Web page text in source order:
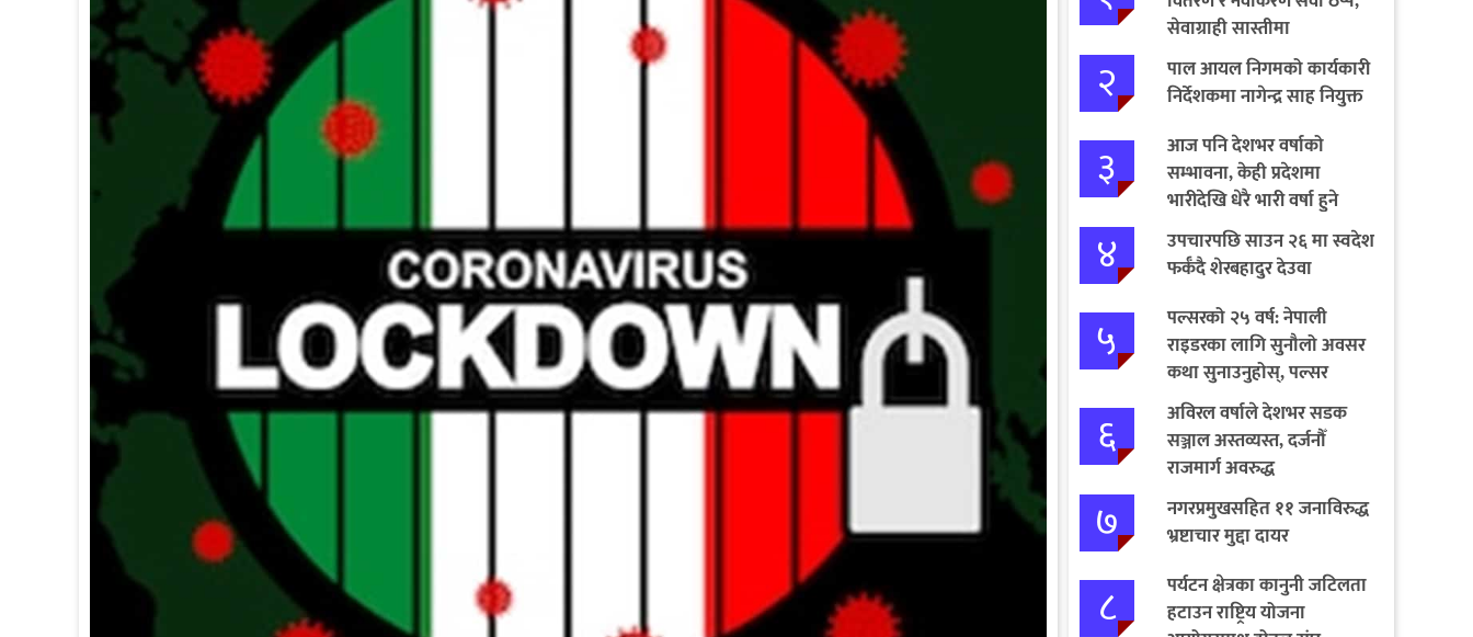
सेवाग्राही सास्तीमा
२
पाल आयल निगमको कार्यकारी
निर्देशकमा नागेन्द्र साह नियुक्त
३
आज पनि देशभर वर्षाको
सम्भावना, केही प्रदेशमा
भारीदेखि धेरै भारी वर्षा हुने
चेतावनी
४
उपचारपछि साउन २६ मा स्वदेश
फर्कँदै शेरबहादुर देउवा
५
पल्सरको २५ वर्ष: नेपाली
राइडरका लागि सुनौलो अवसर
कथा सुनाउनुहोस्, पल्सर
जित्नुहोस्
६
अविरल वर्षाले देशभर सडक
सञ्जाल अस्तव्यस्त, दर्जनौँ
राजमार्ग अवरुद्ध
७
नगरप्रमुखसहित ११ जनाविरुद्ध
भ्रष्टाचार मुद्दा दायर
८
पर्यटन क्षेत्रका कानुनी जटिलता
हटाउन राष्ट्रिय योजना